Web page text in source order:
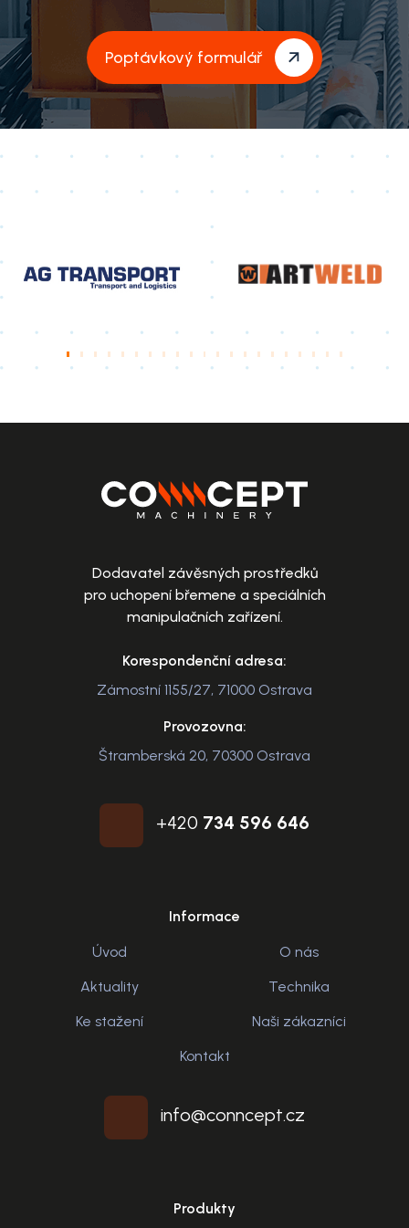
Poptávkový formulář
Dodavatel závěsných prostředků
pro uchopení břemene a speciálních
manipulačních zařízení.
Korespondenční adresa:
Zámostní 1155/27, 71000 Ostrava
Provozovna:
Štramberská 20, 70300 Ostrava
+420 734 596 646
Informace
Úvod
O nás
Aktuality
Technika
Ke stažení
Naši zákazníci
Kontakt
info@conncept.cz
Produkty